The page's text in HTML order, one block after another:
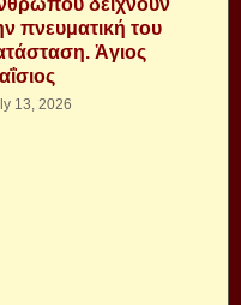
δείχνουν
πνευματική του
Ἁγιος
13, 2026